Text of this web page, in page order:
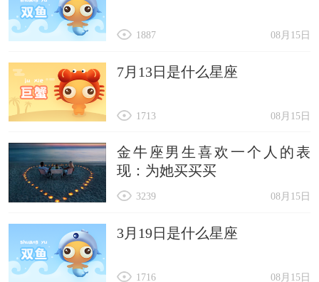
08月15日
1887
7月13日是什么星座
08月15日
1713
金牛座男生喜欢一个人的表
现：为她买买买
08月15日
3239
3月19日是什么星座
08月15日
1716